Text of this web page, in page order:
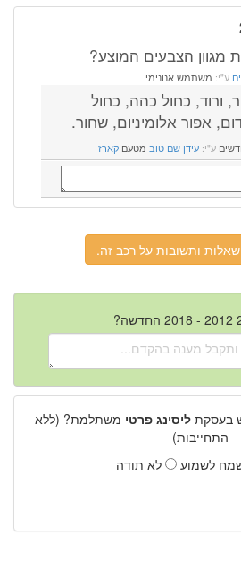
הצבעים המוצע?
ע"י: משתמש אנונימי
ורוד, כחול כהה, כחול
אפור אלומיניום, שחור.
ע"י: עידן שם טוב מטעם קארז
בעסקת ליסינג פרטי משתלמת? (ללא
התחייבות)
לשמוע
לא תודה